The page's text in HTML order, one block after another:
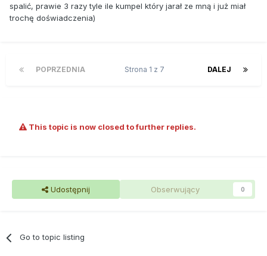
spalić, prawie 3 razy tyle ile kumpel który jarał ze mną i już miał
trochę doświadczenia)
POPRZEDNIA DALEJ
Strona 1 z 7
This topic is now closed to further replies.
Udostępnij Obserwujący 0
Go to topic listing